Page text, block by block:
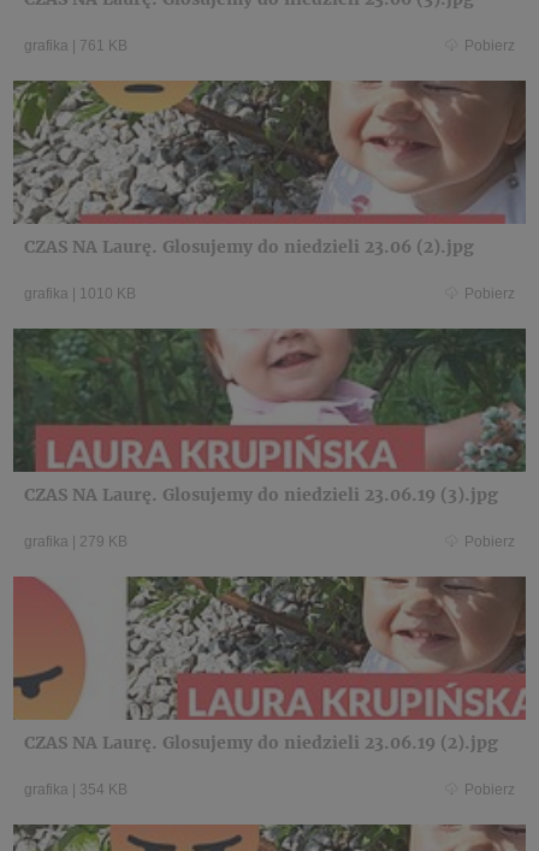
grafika 761 KB Pobierz
CZAS NA Laurę. Glosujemy do niedzieli 23.06 (2).jpg
grafika 1010 KB Pobierz
CZAS NA Laurę. Glosujemy do niedzieli 23.06.19 (3).jpg
grafika 279 KB Pobierz
CZAS NA Laurę. Glosujemy do niedzieli 23.06.19 (2).jpg
grafika 354 KB Pobierz